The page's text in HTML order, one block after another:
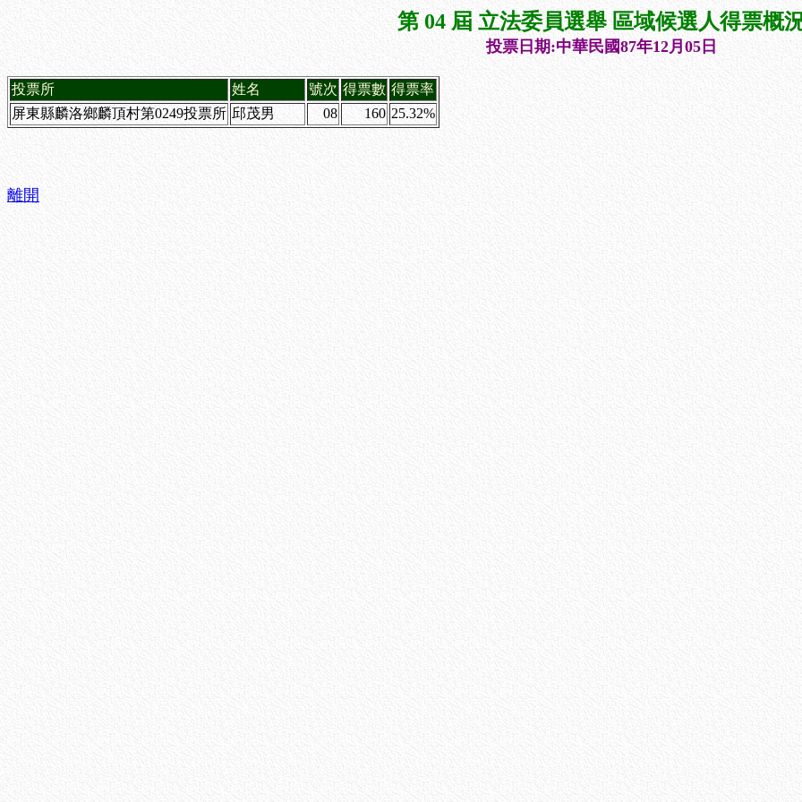
第 04 屆 立法委員選舉 區域候選人得票概
投票日期:中華民國87年12月05日
投票所 姓名 號次 得票數 得票率
屏東縣麟洛鄉麟頂村第0249投票所 邱茂男 08 160 25.32%
離開